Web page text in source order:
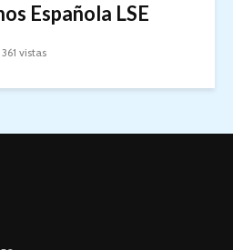
Española LSE
361 vistas